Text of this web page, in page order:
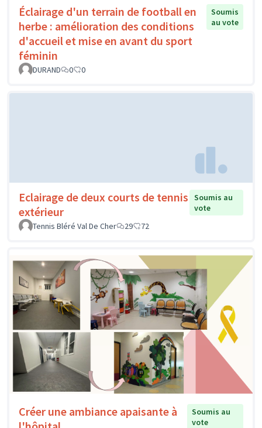
Éclairage d'un terrain de football en
herbe : amélioration des conditions
d'accueil et mise en avant du sport
féminin
Soumis
au vote
DURAND 0 0
Eclairage de deux courts de tennis
extérieur
Soumis au
vote
Tennis Bléré Val De Cher
29 72
Créer une ambiance apaisante à
Soumis au
vote